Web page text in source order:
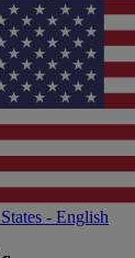
- English